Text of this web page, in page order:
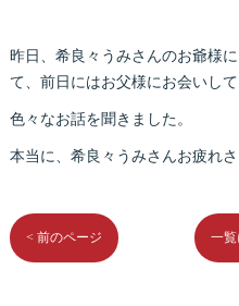
昨日、希良々うみさんのお爺様
て、前日にはお父様にお会いして
色々なお話を聞きました。
本当に、希良々うみさんお疲れさ
< 前のページ 一覧